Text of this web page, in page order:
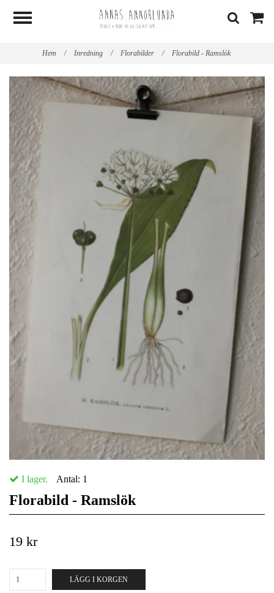
Hem / Inredning / Florabilder / Florabild - Ramslök
I lager. Antal: 1
Florabild - Ramslök
19 kr
LÄGG I KORGEN